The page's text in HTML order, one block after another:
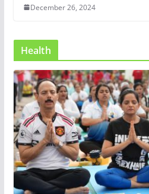
December 26, 2024
Health